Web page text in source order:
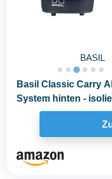
BASIL
Basil Classic Carry
System hinten -